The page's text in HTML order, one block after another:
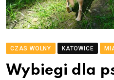
CZAS WOLNY KATOWICE
Wybiegi dla